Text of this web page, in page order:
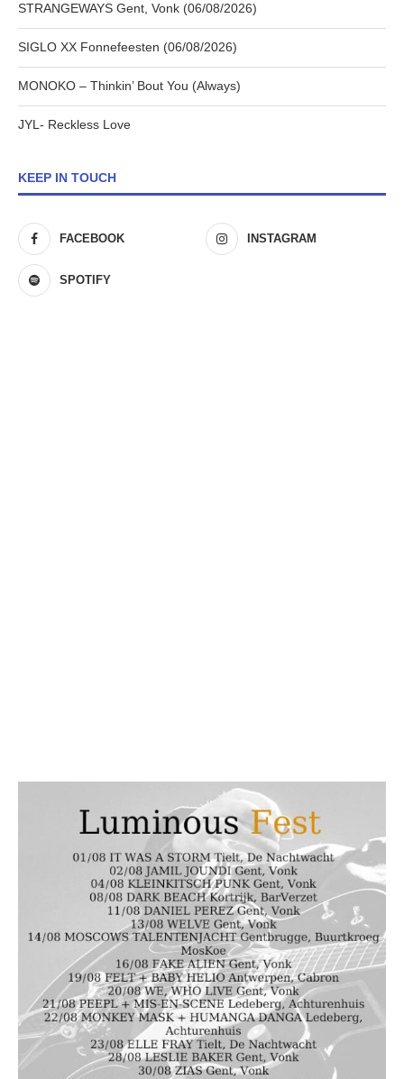
STRANGEWAYS Gent, Vonk (06/08/2026)
SIGLO XX Fonnefeesten (06/08/2026)
MONOKO – Thinkin’ Bout You (Always)
JYL- Reckless Love
KEEP IN TOUCH
FACEBOOK INSTAGRAM
SPOTIFY